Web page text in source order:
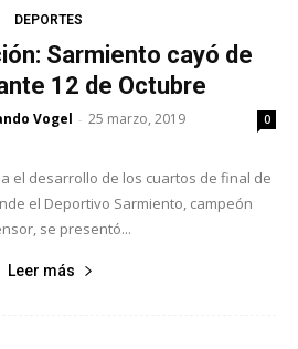
DEPORTES
Sarmiento cayó de
12 de Octubre
Vogel - 25 marzo, 2019 0
el desarrollo de los cuartos de final de
el Deportivo Sarmiento, campeón
se presentó...
Leer más